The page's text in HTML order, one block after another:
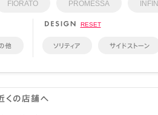
FIORATO PROMESSA
RESET